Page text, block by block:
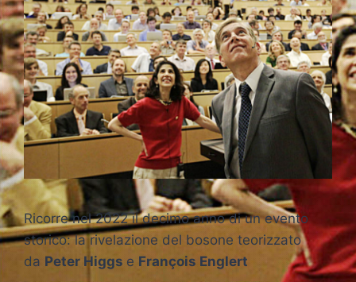
Ricorre nel 2022 il decimo anno di un evento
storico: la rivelazione del bosone teorizzato
da Peter Higgs e François Englert